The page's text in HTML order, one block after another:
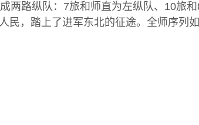
两路纵队：7旅和师直为左纵队、10旅
民，踏上了进军东北的征途。全师序列如